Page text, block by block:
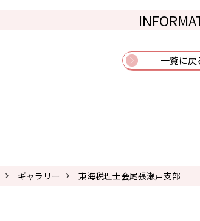
一覧に戻
ギャラリー 東海税理士会尾張瀬戸支部